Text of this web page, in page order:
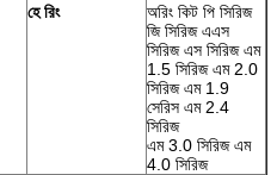
হে রিং
অরিং কিট পি সিরিজ
জি সিরিজ এএস
সিরিজ এস সিরিজ এম
1.5 সিরিজ এম 2.0
সিরিজ এম 1.9
সেরিস এম 2.4
সিরিজ
এম 3.0 সিরিজ এম
4.0 সিরিজ